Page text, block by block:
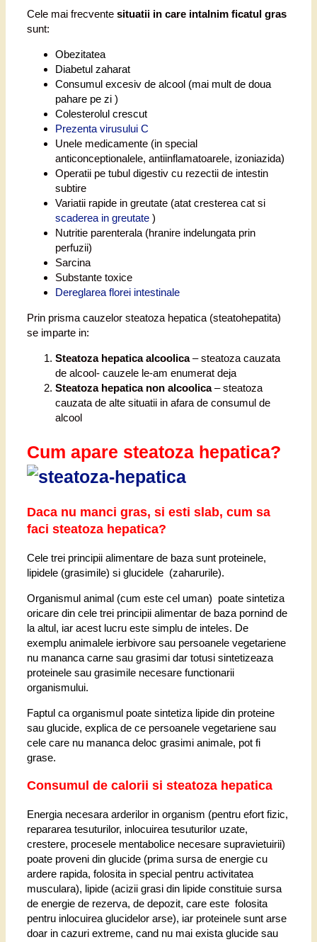
Cele mai frecvente situatii in care intalnim ficatul gras
sunt:
Obezitatea
Diabetul zaharat
Consumul excesiv de alcool (mai mult de doua
pahare pe zi )
Colesterolul crescut
Prezenta virusului C
Unele medicamente (in special
anticonceptionalele, antiinflamatoarele, izoniazida)
Operatii pe tubul digestiv cu rezectii de intestin
subtire
Variatii rapide in greutate (atat cresterea cat si
scaderea in greutate )
Nutritie parenterala (hranire indelungata prin
perfuzii)
Sarcina
Substante toxice
Dereglarea florei intestinale
Prin prisma cauzelor steatoza hepatica (steatohepatita)
se imparte in:
Steatoza hepatica alcoolica– steatoza cauzata
de alcool- cauzele le-am enumerat deja
Steatoza hepatica non alcoolica– steatoza
cauzata de alte situatii in afara de consumul de
alcool
Cum apare steatoza hepatica?
Daca nu manci gras, si esti slab, cum sa
faci steatoza hepatica?
Cele trei principii alimentare de baza sunt proteinele,
lipidele (grasimile) si glucidele (zaharurile).
Organismul animal (cum este cel uman) poate sintetiza
oricare din cele trei principii alimentar de baza pornind de
la altul, iar acest lucru este simplu de inteles. De
exemplu animalele ierbivore sau persoanele vegetariene
nu mananca carne sau grasimi dar totusi sintetizeaza
proteinele sau grasimile necesare functionarii
organismului.
Faptul ca organismul poate sintetiza lipide din proteine
sau glucide, explica de ce persoanele vegetariene sau
cele care nu mananca deloc grasimi animale, pot fi
grase.
Consumul de calorii si steatoza hepatica
Energia necesara arderilor in organism (pentru efort fizic,
repararea tesuturilor, inlocuirea tesuturilor uzate,
crestere, procesele mentabolice necesare supravietuirii)
poate proveni din glucide (prima sursa de energie cu
ardere rapida, folosita in special pentru activitatea
musculara), lipide (acizii grasi din lipide constituie sursa
de energie de rezerva, de depozit, care este folosita
pentru inlocuirea glucidelor arse), iar proteinele sunt arse
doar in cazuri extreme, cand nu mai exista glucide sau